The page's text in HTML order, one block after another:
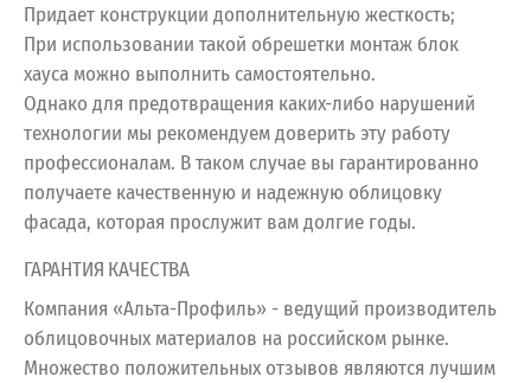
Придает конструкции дополнительную жесткость;
При использовании такой обрешетки монтаж блок
хауса можно выполнить самостоятельно.
Однако для предотвращения каких-либо нарушений
технологии мы рекомендуем доверить эту работу
профессионалам. В таком случае вы гарантированно
получаете качественную и надежную облицовку
фасада, которая прослужит вам долгие годы.
ГАРАНТИЯ КАЧЕСТВА
Компания «Альта-Профиль» - ведущий производитель
облицовочных материалов на российском рынке.
Множество положительных отзывов являются лучшим